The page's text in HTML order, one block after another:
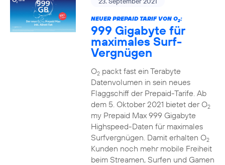
NEUER PREPAID TARIF VON O2:
999 Gigabyte für
maximales Surf-
Vergnügen
O2packt fast ein Terabyte
Datenvolumen in sein neues
Flaggschiff der Prepaid-Tarife. Ab
dem 5. Oktober 2021 bietet der O2
my Prepaid Max 999 Gigabyte
Highspeed-Daten für maximales
Surfvergnügen. Damit erhalten O2
Kunden noch mehr mobile Freiheit
beim Streamen, Surfen und Gamen